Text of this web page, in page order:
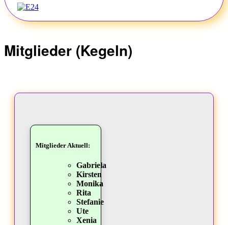
Mitglieder (Kegeln)
Mitglieder Aktuell:
Gabriela
Kirsten
Monika
Rita
Stefanie
Ute
Xenia